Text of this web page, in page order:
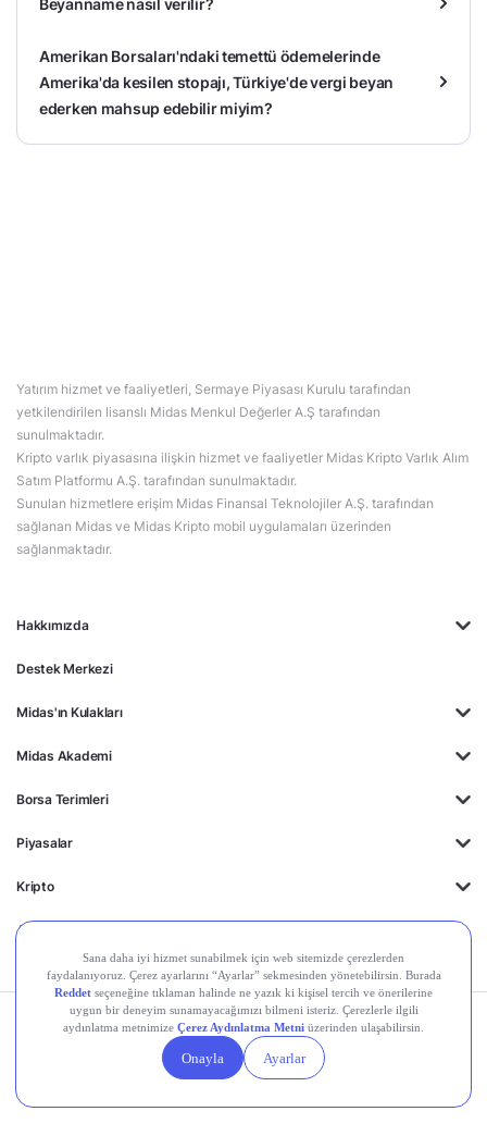
Beyanname nasıl verilir?
Amerikan Borsaları'ndaki temettü ödemelerinde
Amerika'da kesilen stopajı, Türkiye'de vergi beyan
ederken mahsup edebilir miyim?
Hakkımızda
Destek Merkezi
Midas'ın Kulakları
Midas Akademi
Borsa Terimleri
Piyasalar
Kripto
Ayrıcalıklar
Yatırım hizmet ve faaliyetleri, Sermaye Piyasası Kurulu tarafından
yetkilendirilen lisanslı Midas Menkul Değerler A.Ş tarafından
sunulmaktadır.
Kripto varlık piyasasına ilişkin hizmet ve faaliyetler Midas Kripto Varlık Alım
Satım Platformu A.Ş. tarafından sunulmaktadır.
Sunulan hizmetlere erişim Midas Finansal Teknolojiler A.Ş. tarafından
sağlanan Midas ve Midas Kripto mobil uygulamaları üzerinden
sağlanmaktadır.
Kişisel Verilerin
Gizlilik
Politikası
Yasal
Duyurular
Çerez